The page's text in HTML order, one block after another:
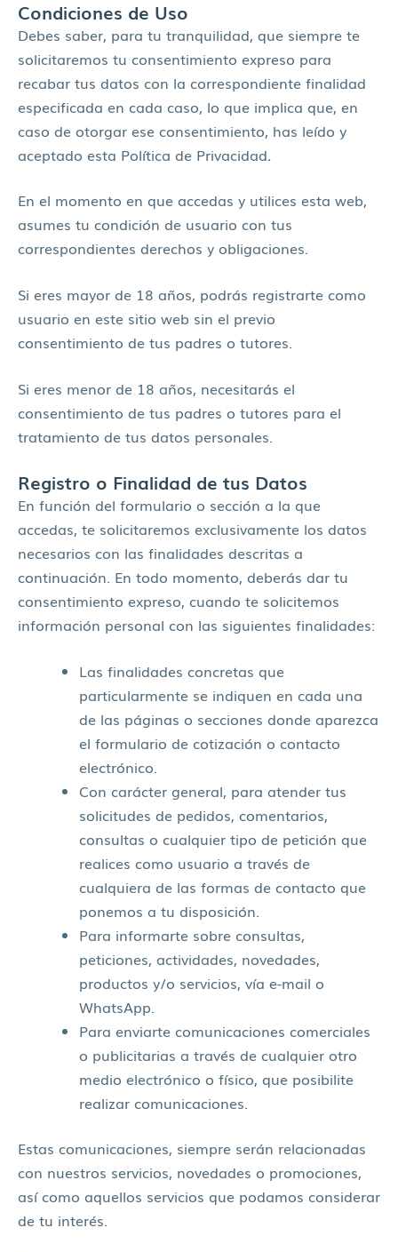
Condiciones de Uso
Debes saber, para tu tranquilidad, que siempre te
solicitaremos tu consentimiento expreso para
recabar tus datos con la correspondiente finalidad
especificada en cada caso, lo que implica que, en
caso de otorgar ese consentimiento, has leído y
aceptado esta Política de Privacidad.
En el momento en que accedas y utilices esta web,
asumes tu condición de usuario con tus
correspondientes derechos y obligaciones.
Si eres mayor de 18 años, podrás registrarte como
usuario en este sitio web sin el previo
consentimiento de tus padres o tutores.
Si eres menor de 18 años, necesitarás el
consentimiento de tus padres o tutores para el
tratamiento de tus datos personales.
Registro o Finalidad de tus Datos
En función del formulario o sección a la que
accedas, te solicitaremos exclusivamente los datos
necesarios con las finalidades descritas a
continuación. En todo momento, deberás dar tu
consentimiento expreso, cuando te solicitemos
información personal con las siguientes finalidades:
Las finalidades concretas que
particularmente se indiquen en cada una
de las páginas o secciones donde aparezca
el formulario de cotización o contacto
electrónico.
Con carácter general, para atender tus
solicitudes de pedidos, comentarios,
consultas o cualquier tipo de petición que
realices como usuario a través de
cualquiera de las formas de contacto que
ponemos a tu disposición.
Para informarte sobre consultas,
peticiones, actividades, novedades,
productos y/o servicios, vía e-mail o
WhatsApp.
Para enviarte comunicaciones comerciales
o publicitarias a través de cualquier otro
medio electrónico o físico, que posibilite
realizar comunicaciones.
Estas comunicaciones, siempre serán relacionadas
con nuestros servicios, novedades o promociones,
así como aquellos servicios que podamos considerar
de tu interés.